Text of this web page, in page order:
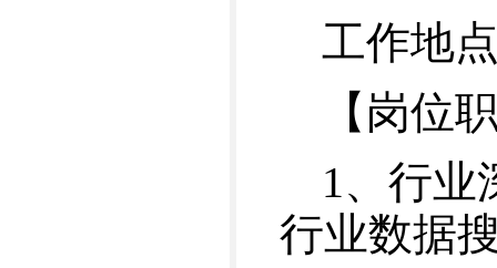
工作地
【岗位
1、行业
行业数据